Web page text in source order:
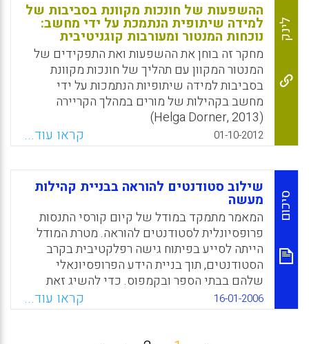
WhatsApp
Facebook
Email
X לינק
ההשפעות של חונכות מקוונת בסביבות של
למידה שיתופית הנתמכת על ידי מחשב:
נוכחות המנטור ומעורבות קוגניטיבית
מחקר זה בוחן את ההשפעות ואת התפקידים של
המנטור המקוון עם תהליך של חונכות מקוונת
בסביבות למידה שיתופיות הנתמכות על ידי
מחשב בקהילות של מורים במהלך הקריירה
(Helga Dorner, 2013)
WhatsApp
Facebook
Email
X 01-10-2012 קראו עוד...
סיכום
שילוב סטודנטים להוראה בבניית קהילות
מעשה
המאמר מתמקד במודל של קיום קורסי התנסות
פרופסיונלית לסטודנטים להוראה. מטרת המודל
הייתה לסייע בפיתוח גישה רפלקטיבית בקרב
הסטודנטים, תוך בניית הידע הפרופסיונאלי
שלהם בבתי הספר ובקמפוס. כדי להשיג זאת
הקורסים תוכננו לבנייה של "קהיליית מעשה"
(communities of practice). לאחר הערכה של
16-01-2006 קראו עוד...